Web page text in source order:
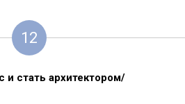
12
и стать архитектором/